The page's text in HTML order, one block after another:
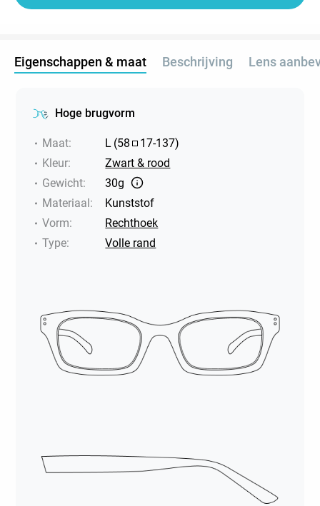
Eigenschappen & maat Beschrijving Lens
Hoge brugvorm
Maat: L (58 17-137)
Kleur:
Zwart & rood
Gewicht:
30g
Materiaal:
Kunststof
Vorm:
Rechthoek
Type: Volle rand